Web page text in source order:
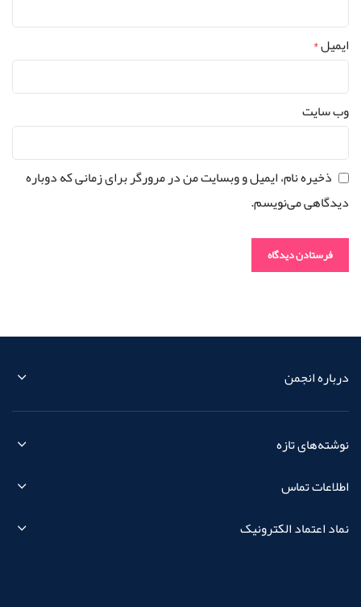
ایمیل*
وب‌ سایت
ذخیره نام، ایمیل و وبسایت من در مرورگر برای زمانی که دوباره
دیدگاهی می‌نویسم.
درباره انجمن
نوشته‌های تازه
اطلاعات تماس
نماد اعتماد الکترونیک